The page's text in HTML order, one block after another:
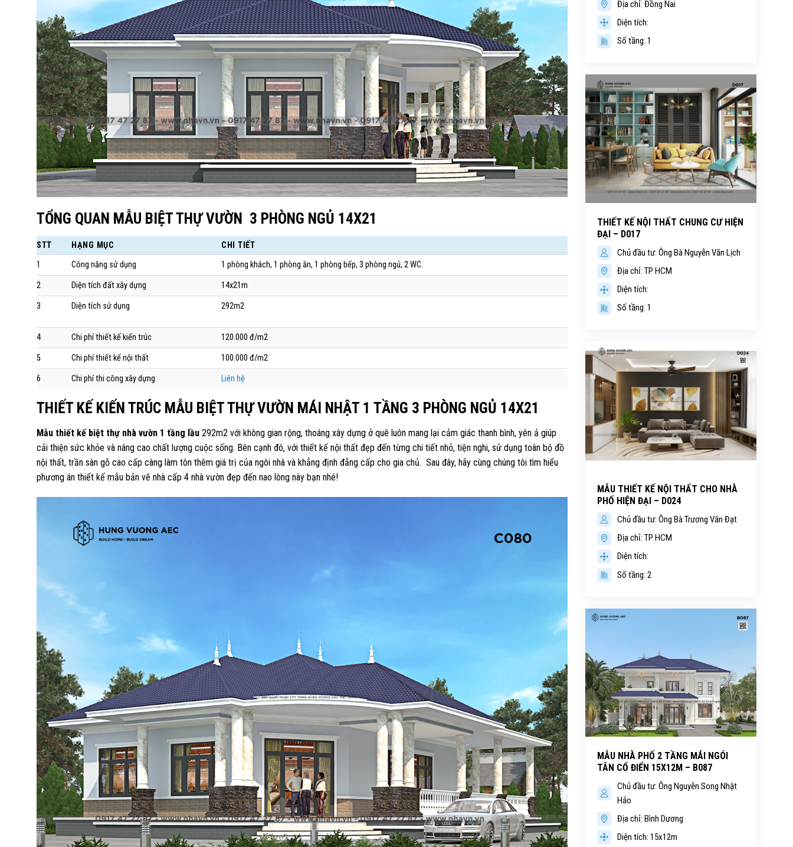
Địa chỉ: Đồng Nai
Diện tích:
Số tầng: 1
THIẾT KẾ NỘI THẤT CHUNG CƯ HIỆN
ĐẠI – D017
Chủ đầu tư: Ông Bà Nguyễn Văn Lịch
Địa chỉ: TP HCM
Diện tích:
Số tầng: 1
MẪU THIẾT KẾ NỘI THẤT CHO NHÀ
PHỐ HIỆN ĐẠI – D024
Chủ đầu tư: Ông Bà Trương Văn Đạt
Địa chỉ: TP HCM
Diện tích:
Số tầng: 2
MẪU NHÀ PHỐ 2 TẦNG MÁI NGÓI
TÂN CỔ ĐIỂN 15X12M – B087
Chủ đầu tư: Ông Nguyễn Song Nhật
Hảo
Địa chỉ: Bình Dương
Diện tích: 15x12m
TỔNG QUAN MẪU BIỆT THỰ VƯỜN 3 PHÒNG NGỦ 14X21
STT HẠNG MỤC
CHI TIẾT
1
Công năng sử dụng 1 phòng khách, 1 phòng ăn, 1 phòng bếp, 3 phòng ngủ, 2 WC.
2 Diện tích đất xây dựng 14x21m
3 Diện tích sử dụng 292m2
4 Chi phí thiết kế kiến trúc 120.000 đ/m2
5 Chi phí thiết kế nội thất 100.000 đ/m2
6 Chi phí thi công xây dựng Liên hệ
THIẾT KẾ KIẾN TRÚC MẪU BIỆT THỰ VƯỜN MÁI NHẬT 1 TẦNG 3 PHÒNG NGỦ 14X21
Mẫu thiết kế biệt thự nhà vườn 1 tầng lầu 292m2 với không gian rộng, thoáng xây dựng ở quê luôn mang lại cảm giác thanh bình, yên ả giúp
cải thiện sức khỏe và nâng cao chất lượng cuộc sống. Bên cạnh đó, với thiết kế nội thất đẹp đến từng chi tiết nhỏ, tiện nghi, sử dụng toàn bộ đồ
nội thất, trần sàn gỗ cao cấp càng làm tôn thêm giá trị của ngôi nhà và khẳng định đẳng cấp cho gia chủ. Sau đây, hãy cùng chúng tôi tìm hiểu
phương án thiết kế mẫu bản vẽ nhà cấp 4 nhà vườn đẹp đến nao lòng này bạn nhé!